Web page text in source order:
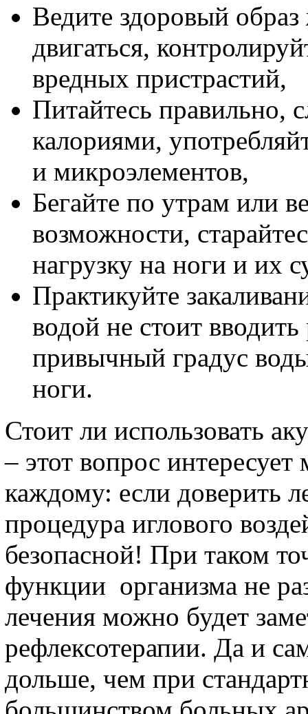
Ведите здоровый
двигаться,
вредных пристрастий,
Питайтесь правильно,
калориями,
и микроэлементов,
Бегайте по утрам или
возможности,
нагрузку на ноги и их
Практикуйте
водой не стоит
привычный градус
ноги.
Стоит ли использовать
– этот вопрос интересует
каждому: если доверить
процедура иглового
безопасной! При таком
функции организма не
лечения можно будет
рефлексотерапии. Да и
дольше, чем при